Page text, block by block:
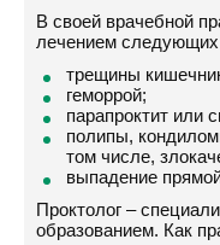
В своей врачебной
лечением следующих
трещины
геморрой;
парапроктит или
полипы,
том числе,
выпадение
Проктолог –
образованием. Как